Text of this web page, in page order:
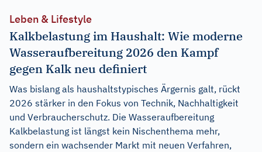
Leben & Lifestyle
Kalkbelastung im Haushalt: Wie moderne
Wasseraufbereitung 2026 den Kampf
gegen Kalk neu definiert
Was bislang als haushaltstypisches Ärgernis galt, rückt
2026 stärker in den Fokus von Technik, Nachhaltigkeit
und Verbraucherschutz. Die Wasseraufbereitung
Kalkbelastung ist längst kein Nischenthema mehr,
sondern ein wachsender Markt mit neuen Verfahren,